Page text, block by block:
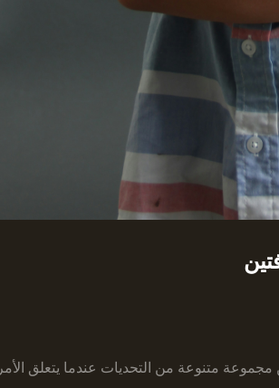
مجموعة متنوعة من التحديات عندما يتعلق الأمر